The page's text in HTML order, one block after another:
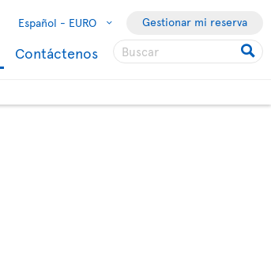
Español - EURO Gestionar mi reserva
Contáctenos